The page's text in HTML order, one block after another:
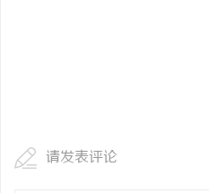
请发表评论